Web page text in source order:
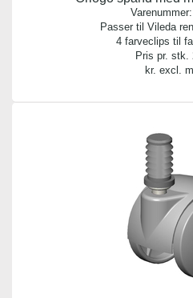
Varenummer:
Passer til Vileda
4 farveclips til
Pris pr. stk.
kr. excl.